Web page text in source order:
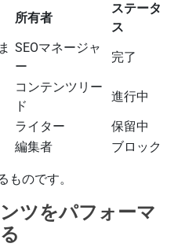
所有者
ステータ
ス
SEOマネージャ
ー
完了
コンテンツリー
ド
進行中
ライター
保留中
編集者 ブロック
ものです。
ツをパフォーマ